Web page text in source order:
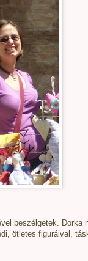
beszélgetek. Dorka
ötletes figuráival,